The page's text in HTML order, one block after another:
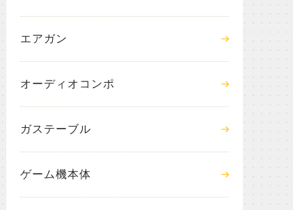
エアガン
オーディオコンポ
ガステーブル
ゲーム機本体